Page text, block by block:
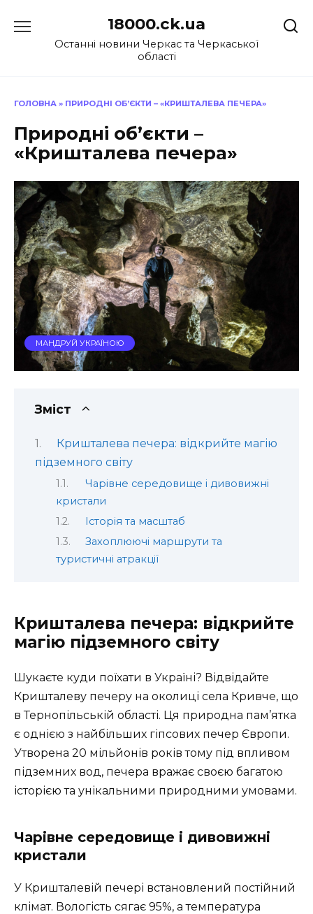
до
18000.ck.ua
Останні новини Черкас та Черкаської
області
ГОЛОВНА » ПРИРОДНІ ОБ’ЄКТИ – «КРИШТАЛЕВА ПЕЧЕРА»
Природні об’єкти –
«Кришталева печера»
МАНДРУЙ УКРАЇНОЮ
Зміст
Кришталева печера: відкрийте магію
підземного світу
Чарівне середовище і дивовижні
кристали
Історія та масштаб
Захоплюючі маршрути та
туристичні атракції
Кришталева печера: відкрийте
магію підземного світу
Шукаєте куди поїхати в Україні? Відвідайте
Кришталеву печеру на околиці села Кривче, що
в Тернопільській області. Ця природна пам’ятка
є однією з найбільших гіпсових печер Європи.
Утворена 20 мільйонів років тому під впливом
підземних вод, печера вражає своєю багатою
історією та унікальними природними умовами.
Чарівне середовище і дивовижні
кристали
У Кришталевій печері встановлений постійний
клімат. Вологість сягає 95%, а температура